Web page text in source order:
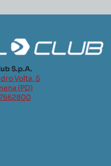
S.p.A.
Volta, 5
(PD)